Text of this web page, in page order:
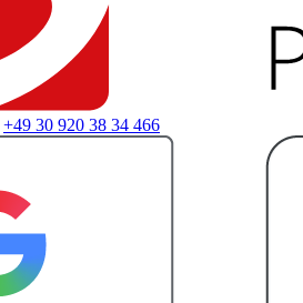
+49 30 920 38 34 466